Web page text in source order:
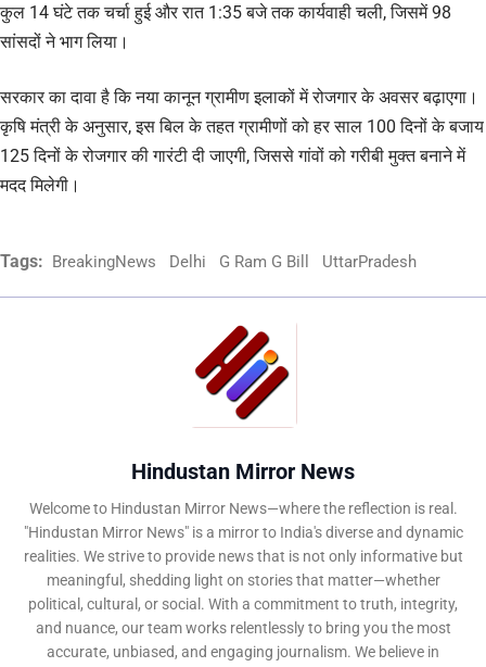
कुल 14 घंटे तक चर्चा हुई और रात 1:35 बजे तक कार्यवाही चली, जिसमें 98
सांसदों ने भाग लिया।
सरकार का दावा है कि नया कानून ग्रामीण इलाकों में रोजगार के अवसर बढ़ाएगा।
कृषि मंत्री के अनुसार, इस बिल के तहत ग्रामीणों को हर साल 100 दिनों के बजाय
125 दिनों के रोजगार की गारंटी दी जाएगी, जिससे गांवों को गरीबी मुक्त बनाने में
मदद मिलेगी।
Tags: BreakingNews Delhi G Ram G Bill UttarPradesh
Hindustan Mirror News
Welcome to Hindustan Mirror News—where the reflection is real.
"Hindustan Mirror News" is a mirror to India's diverse and dynamic
realities. We strive to provide news that is not only informative but
meaningful, shedding light on stories that matter—whether
political, cultural, or social. With a commitment to truth, integrity,
and nuance, our team works relentlessly to bring you the most
accurate, unbiased, and engaging journalism. We believe in